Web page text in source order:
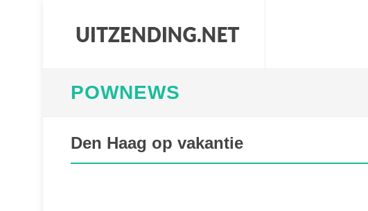
POWNEWS
Den Haag op vakantie